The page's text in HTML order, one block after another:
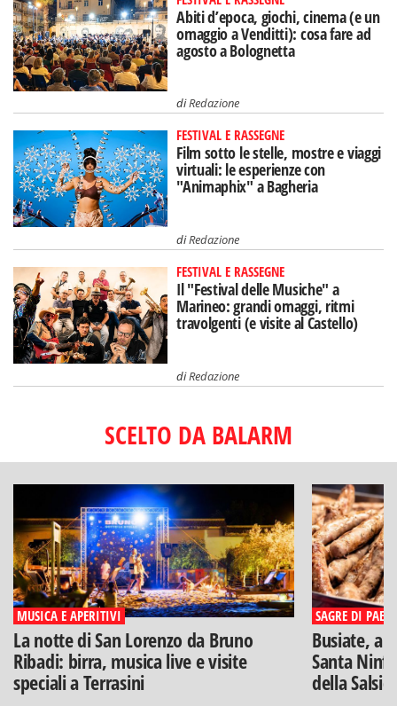
Abiti d’epoca, giochi, cinema (e un
omaggio a Venditti): cosa fare ad
agosto a Bolognetta
diRedazione
FESTIVAL E RASSEGNE
Film sotto le stelle, mostre e viaggi
virtuali: le esperienze con
"Animaphix" a Bagheria
diRedazione
FESTIVAL E RASSEGNE
Il "Festival delle Musiche" a
Marineo: grandi omaggi, ritmi
travolgenti (e visite al Castello)
diRedazione
SCELTO DA BALARM
MUSICA E APERITIVI
La notte di San Lorenzo da Bruno
Ribadi: birra, musica live e visite
speciali a Terrasini
SAGRE DI PAESE
Busiate,
Santa
della